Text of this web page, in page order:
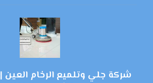
شركة جلي وتلميع الرخام العين |0545307678